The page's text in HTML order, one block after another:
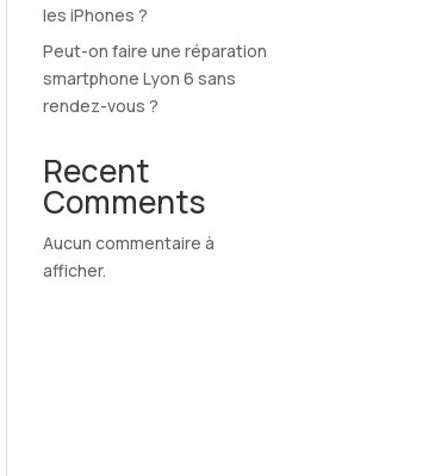
les iPhones ?
Peut-on faire une réparation
smartphone Lyon 6 sans
rendez-vous ?
Recent
Comments
Aucun commentaire à
afficher.